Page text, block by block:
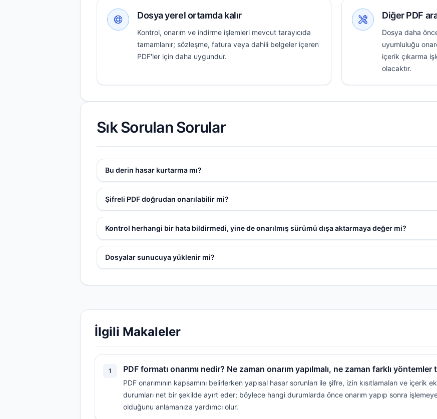
Dosya yerel ortamda kalır
Kontrol, onarım ve indirme işlemleri mevcut tarayıcıda
tamamlanır; sözleşme, fatura veya dahili belgeler içeren
PDF'ler için daha uygundur.
Diğer PDF
Dosya daha
uyumluluğu
içerik çıkarma
olacaktır.
Sık Sorulan Sorular
Bu derin hasar kurtarma mı?
Şifreli PDF doğrudan onarılabilir mi?
Kontrol herhangi bir hata bildirmedi, yine de onarılmış sürümü dışa aktarmaya değer mi?
Dosyalar sunucuya yüklenir mi?
İlgili Makaleler
1 PDF formatı onarımı nedir? Ne zaman onarım yapılmalı, ne zaman farklı
PDF onarımının kapsamını belirlerken yapısal hasar sorunları ile şifre, izin kısıtlamaları ve
durumları net bir şekilde ayırt eder; böylece hangi durumlarda önce onarım yapıp sonra
olduğunu anlamanıza yardımcı olur.